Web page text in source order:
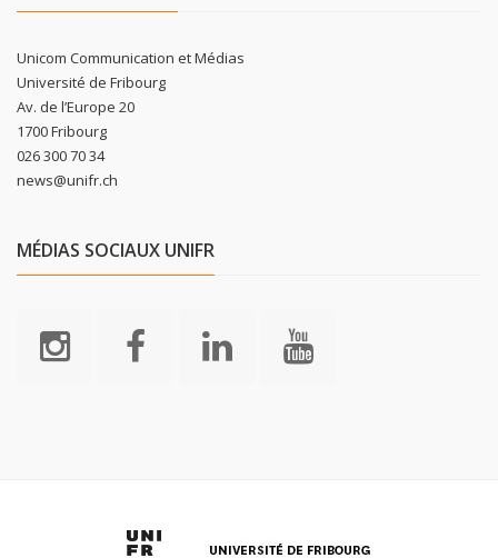
Unicom Communication et Médias
Université de Fribourg
Av. de l’Europe 20
1700 Fribourg
026 300 70 34
news@unifr.ch
MÉDIAS SOCIAUX UNIFR